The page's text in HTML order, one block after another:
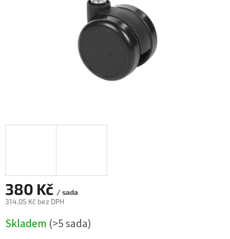
380 Kč / sada
314,05 Kč bez DPH
cena:
Skladem (>5 sada)